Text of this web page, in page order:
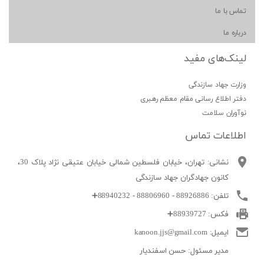
با ما
ما
مفید
جهاد سازندگی
اطلاع رسانی مقام معظم رهبری
سلامت
تماس
نشانی: تهران، خیابان فلسطین شمالی خیابان عتیقی نژاد پلاک 30،
کانون جهادگران جهاد سازندگی
تلفن: 88926886 - 88806960 - 88940232
➕
فکس: 88939727
➕
ایمیل: kanoon.jjs@gmail.com
مدیر مسئول: حسن اسفندیار